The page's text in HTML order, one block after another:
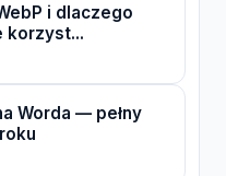
i dlaczego
korzyst...
Worda — pełny